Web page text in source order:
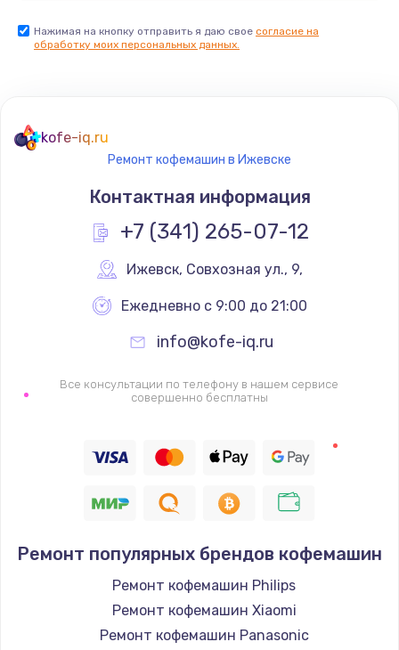
Нажимая на кнопку отправить я даю свое согласие на
обработку моих персональных данных.
kofe-iq.ru
Ремонт кофемашин в Ижевске
Контактная информация
+7 (341) 265-07-12
Ижевск, Совхозная ул., 9,
Ежедневно с 9:00 до 21:00
info@kofe-iq.ru
Все консультации по телефону в нашем сервисе
совершенно бесплатны
Ремонт популярных брендов кофемашин
Ремонт кофемашин Philips
Ремонт кофемашин Xiaomi
Ремонт кофемашин Panasonic